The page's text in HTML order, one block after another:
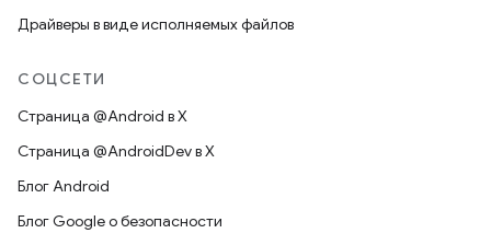
Драйверы в виде исполняемых файлов
СОЦСЕТИ
Страница @Android в X
Страница @AndroidDev в X
Блог Android
Блог Google о безопасности